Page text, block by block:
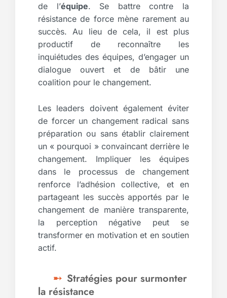
de l’équipe. Se battre contre la
résistance de force mène rarement au
succès. Au lieu de cela, il est plus
productif de reconnaître les
inquiétudes des équipes, d’engager un
dialogue ouvert et de bâtir une
coalition pour le changement.
Les leaders doivent également éviter
de forcer un changement radical sans
préparation ou sans établir clairement
un « pourquoi » convaincant derrière le
changement. Impliquer les équipes
dans le processus de changement
renforce l’adhésion collective, et en
partageant les succès apportés par le
changement de manière transparente,
la perception négative peut se
transformer en motivation et en soutien
actif.
Stratégies pour surmonter
la résistance